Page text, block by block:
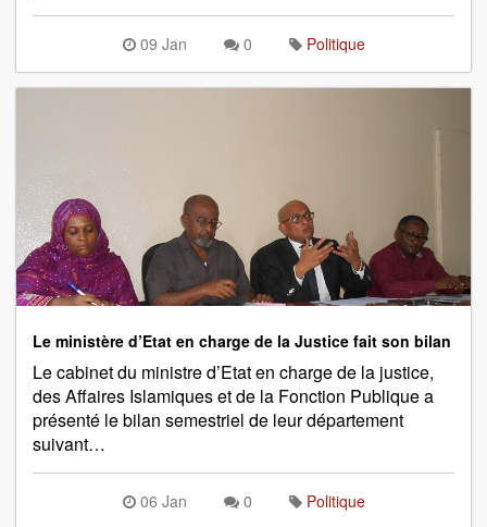
09 Jan 0 Politique
Le ministère d’Etat en charge de la Justice fait son bilan
Le cabinet du ministre d’Etat en charge de la justice,
des Affaires Islamiques et de la Fonction Publique a
présenté le bilan semestriel de leur département
suivant…
06 Jan 0 Politique